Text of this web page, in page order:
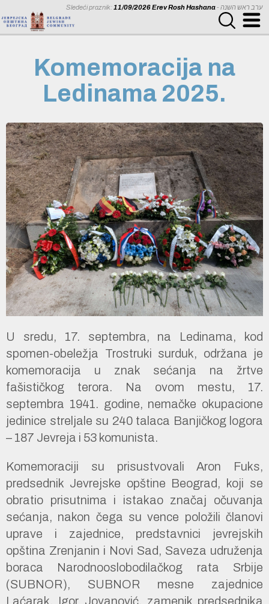
Sledeći praznik:11/09/2026 Erev Rosh Hashana - ערב ראש השנה
Komemoracija na
Ledinama 2025.
U sredu, 17. septembra, na Ledinama, kod
spomen-obeležja Trostruki surduk, održana je
komemoracija u znak sećanja na žrtve
fašističkog terora. Na ovom mestu, 17.
septembra 1941. godine, nemačke okupacione
jedinice streljale su 240 talaca Banjičkog logora
– 187 Jevreja i 53 komunista.
Komemoraciji su prisustvovali Aron Fuks,
predsednik Jevrejske opštine Beograd, koji se
obratio prisutnima i istakao značaj očuvanja
sećanja, nakon čega su vence položili članovi
uprave i zajednice, predstavnici jevrejskih
opština Zrenjanin i Novi Sad, Saveza udruženja
boraca Narodnooslobodilačkog rata Srbije
(SUBNOR), SUBNOR mesne zajednice
Laćarak, Igor Jovanović, zamenik predsednika